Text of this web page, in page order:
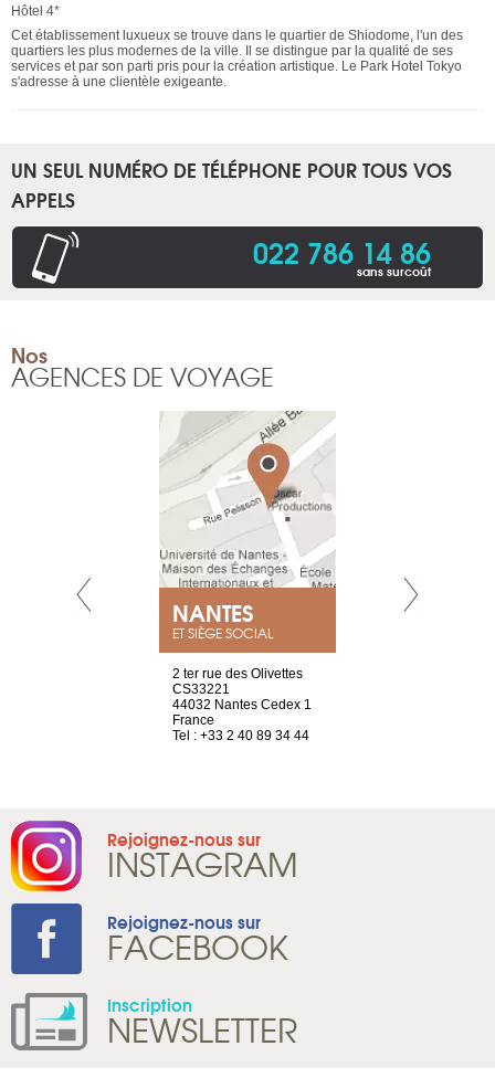
Hôtel 4*
Cet établissement luxueux se trouve dans le quartier de Shiodome, l'un des
quartiers les plus modernes de la ville. Il se distingue par la qualité de ses
services et par son parti pris pour la création artistique. Le Park Hotel Tokyo
s'adresse à une clientèle exigeante.
UN SEUL NUMÉRO DE TÉLÉPHONE POUR TOUS VOS
APPELS
022 786 14 86
sans surcoût
Nos
AGENCES DE VOYAGE
NANTES
ET SIÈGE SOCIAL
2 ter rue des Olivettes
CS33221
44032 Nantes Cedex 1
France
Tel : +33 2 40 89 34 44
Rejoignez-nous sur
INSTAGRAM
Rejoignez-nous sur
FACEBOOK
Inscription
NEWSLETTER